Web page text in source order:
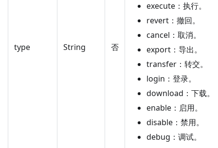
type String 否
execute：执行。
revert：撤回。
cancel：取消。
export：导出。
transfer：转交。
login：登录。
download：下载。
enable：启用。
disable：禁用。
debug：调试。